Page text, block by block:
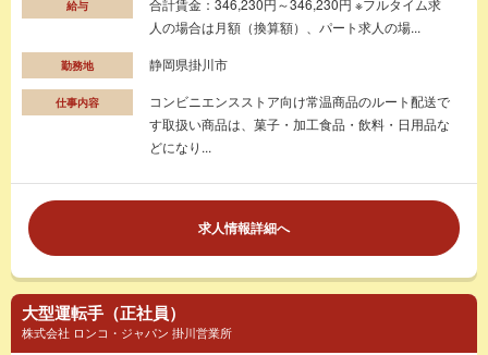
給与
人の場合は月額（換算額）、パート求人の場...
勤務地 静岡県掛川市
仕事内容
コンビニエンスストア向け常温商品のルート配送で
す取扱い商品は、菓子・加工食品・飲料・日用品な
どになり...
求人情報詳細へ
大型運転手（正社員）
株式会社 ロンコ・ジャパン 掛川営業所